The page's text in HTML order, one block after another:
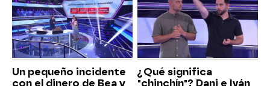
Un pequeño incidente
con el dinero de Bea y
¿Qué significa
"chinchín"? Dani e Iván